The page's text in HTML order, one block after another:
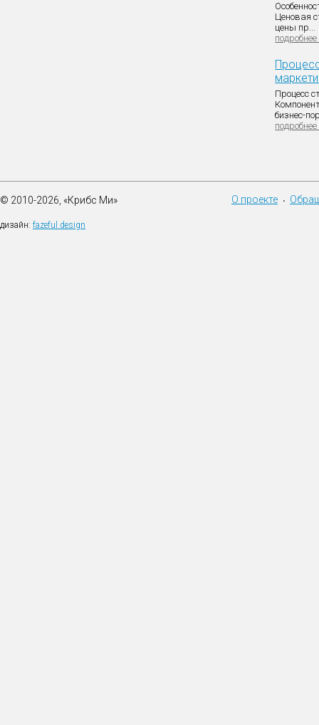
Ценовая
цены пр...
подробнее
Процесс
бизнес-
подробнее
© 2010-2026, «Крибс Ми»
дизайн: fazeful design
О проекте •